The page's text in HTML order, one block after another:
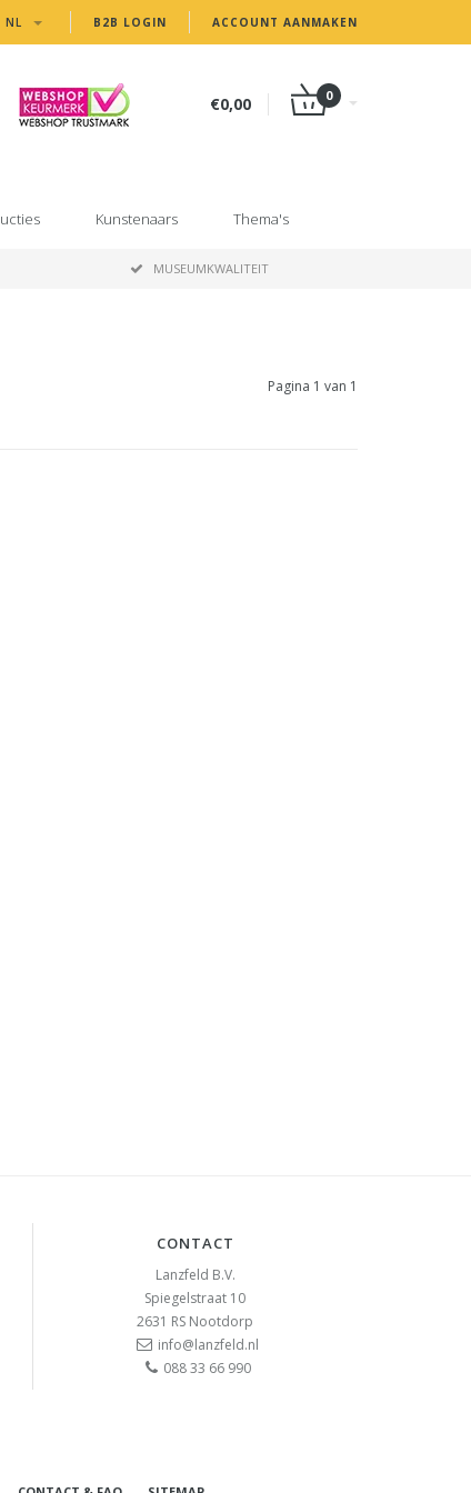
B2B LOGIN ACCOUNT AANMAKEN
NL
€0,00 0
Kunstenaars Thema's
MUSEUMKWALITEIT
Pagina 1 van 1
CONTACT
Lanzfeld B.V.
Spiegelstraat 10
2631 RS Nootdorp
info@lanzfeld.nl
088 33 66 990